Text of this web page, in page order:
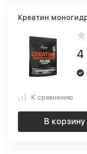
Креатин
4
К сравнению
В корзину